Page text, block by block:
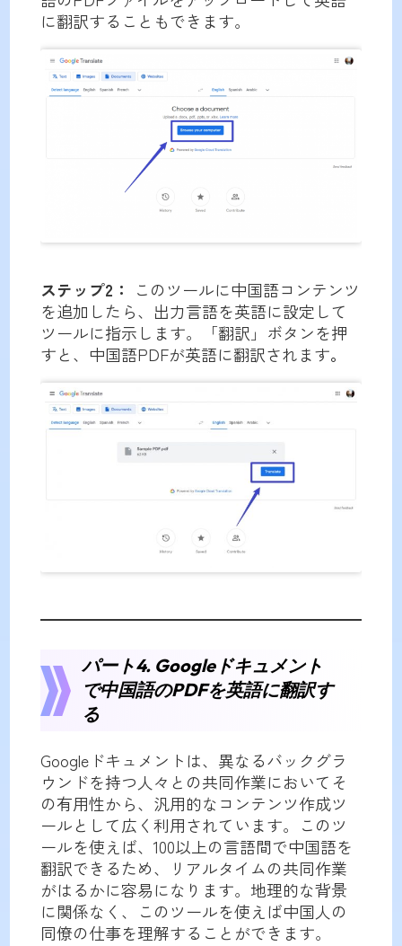
に翻訳することもできます。
ステップ2：
このツールに中国語コンテンツ
を追加したら、出力言語を英語に設定して
ツールに指示します。「翻訳」ボタンを押
すと、中国語PDFが英語に翻訳されます。
パート4. Googleドキュメント
で中国語のPDFを英語に翻訳す
る
Googleドキュメントは、異なるバックグラ
ウンドを持つ人々との共同作業においてそ
の有用性から、汎用的なコンテンツ作成ツ
ールとして広く利用されています。このツ
ールを使えば、100以上の言語間で中国語を
翻訳できるため、リアルタイムの共同作業
がはるかに容易になります。地理的な背景
に関係なく、このツールを使えば中国人の
同僚の仕事を理解することができます。